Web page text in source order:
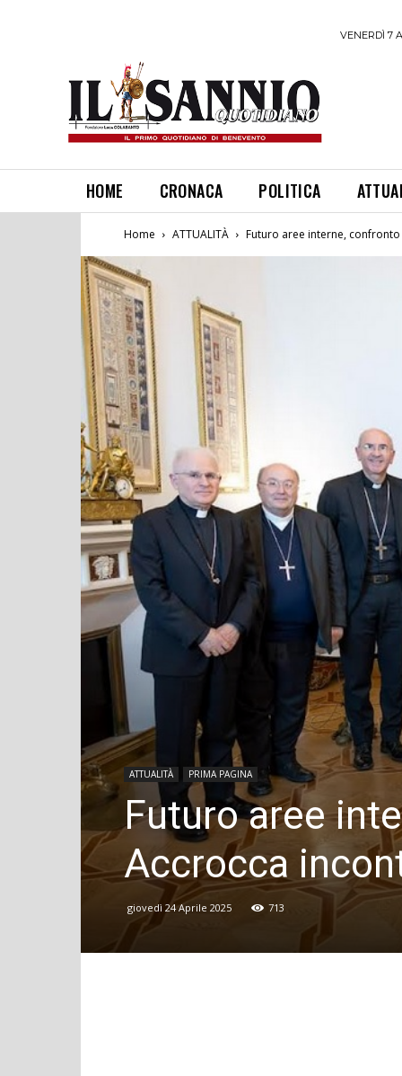
VENERDÌ 7
HOME CRONACA POLITICA
Home ATTUALITÀ Futuro aree interne,
ATTUALITÀ PRIMA PAGINA
Futuro aree
Accrocca
giovedì 24 Aprile 2025 713